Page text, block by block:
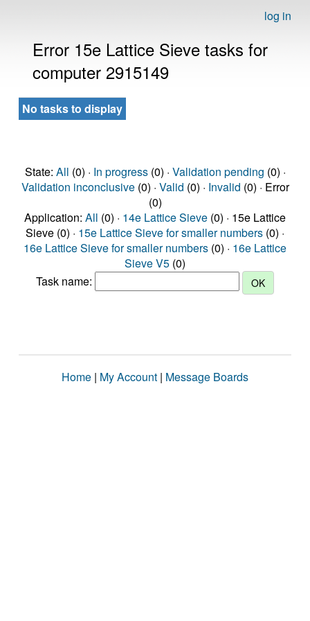
log in
Error 15e Lattice Sieve tasks for
computer 2915149
No tasks to display
State: All (0) · In progress(0) · Validation pending (0) ·
Validation inconclusive(0) · Valid (0) · Invalid (0) · Error
(0)
Application: All (0) · 14e Lattice Sieve (0) · 15e Lattice
Sieve (0) · 15e Lattice Sieve for smaller numbers (0) ·
16e Lattice Sieve for smaller numbers (0) · 16e Lattice
Sieve V5 (0)
Task name:
Home | My Account | Message Boards